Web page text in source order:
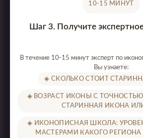
10-15 МИНУТ
Шаг 3. Получите
В течение 10-15 минут эксперт по
Вы узнаете:
◈ СКОЛЬКО СТОИТ
◈ ВОЗРАСТ ИКОНЫ С
СТАРИННАЯ ИКОНА
◈ ИКОНОПИСНАЯ ШКОЛА:
МАСТЕРАМИ КАКОГО